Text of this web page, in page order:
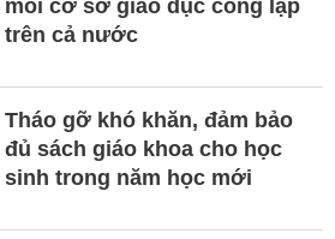
mối cơ sở giáo dục công lập
trên cả nước
Tháo gỡ khó khăn, đảm bảo
đủ sách giáo khoa cho học
sinh trong năm học mới